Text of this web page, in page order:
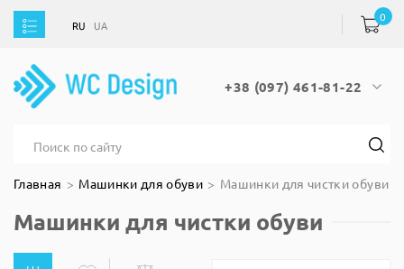
UA
+38 (097) 461-81-22
RU UA
0
Главная Машинки для обуви Машинки для чистки обуви
Машинки для чистки обуви